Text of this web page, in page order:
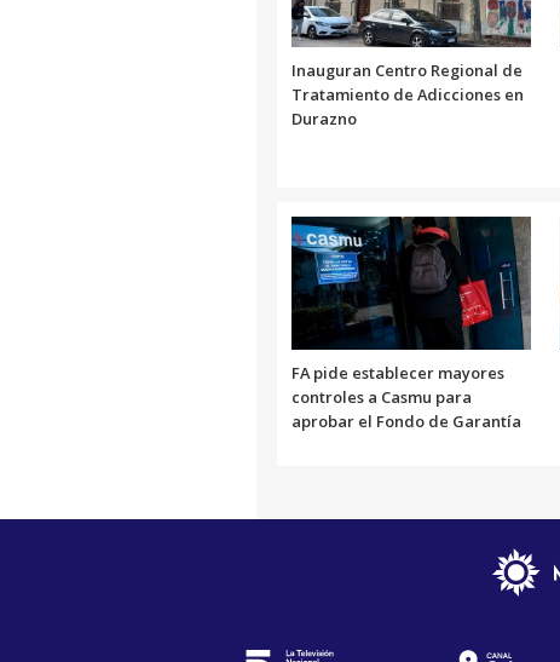
Inauguran Centro Regional de
Tratamiento de Adicciones en
Durazno
FA pide establecer mayores
controles a Casmu para
aprobar el Fondo de Garantía